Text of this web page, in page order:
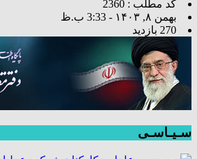
کد مطلب : 2360
بهمن ۸, ۱۴۰۳ - 3:33 ب.ظ
270 بازدید
سـیـاسـی